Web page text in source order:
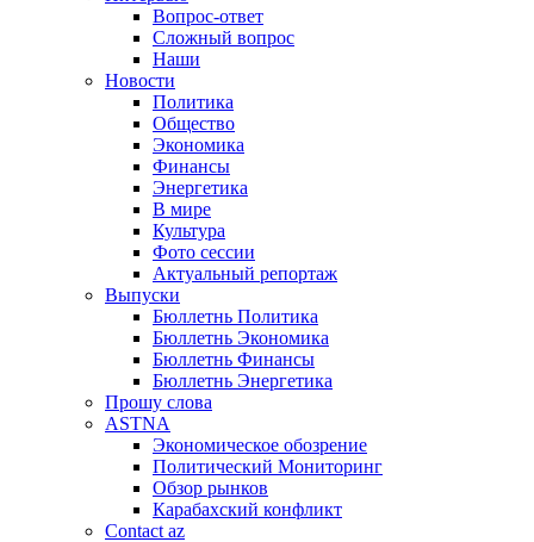
Вопрос-ответ
Сложный вопрос
Наши
Новости
Политика
Общество
Экономика
Финансы
Энергетика
В мире
Культура
Фото сессии
Актуальный репортаж
Выпуски
Бюллетнь Политика
Бюллетнь Экономика
Бюллетнь Финансы
Бюллетнь Энергетика
Прошу слова
ASTNA
Экономическое обозрение
Политический Мониторинг
Обзор рынков
Карабахский конфликт
Contact az